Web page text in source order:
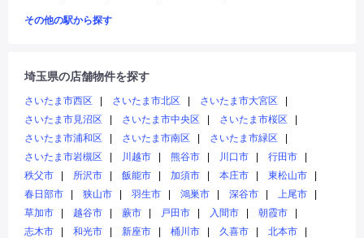
その他の駅から探す
埼玉県の店舗物件を探す
さいたま市西区 さいたま市北区
さいたま市大宮区
さいたま市見沼区
さいたま市中央区
さいたま市桜区
さいたま市浦和区
さいたま市南区
さいたま市緑区
さいたま市岩槻区
川越市 熊谷市 川口市
行田市
秩父市
所沢市 飯能市 加須市 本庄市
東松山市
春日部市
狭山市 羽生市 鴻巣市 深谷市
上尾市
草加市
越谷市 蕨市 戸田市 入間市
朝霞市
志木市
和光市 新座市 桶川市 久喜市
北本市